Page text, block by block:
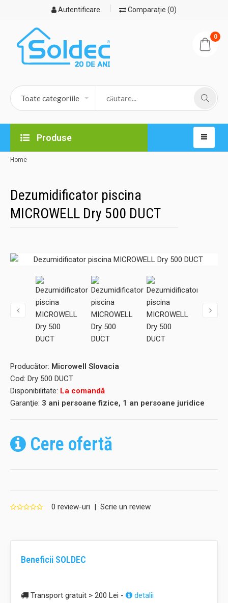
Autentificare Comparație (0)
0
Produse
Home
Dezumidificator piscina
MICROWELL Dry 500 DUCT
Producător: Microwell Slovacia
Cod: Dry 500 DUCT
Disponibilitate: La comandă
Garanţie: 3 ani persoane fizice, 1 an persoane juridice
Cere ofertă
0 review-uri | Scrie un review
Beneficii SOLDEC
Transport gratuit > 200 Lei - detalii